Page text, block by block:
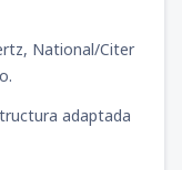
National/Citer
adaptada